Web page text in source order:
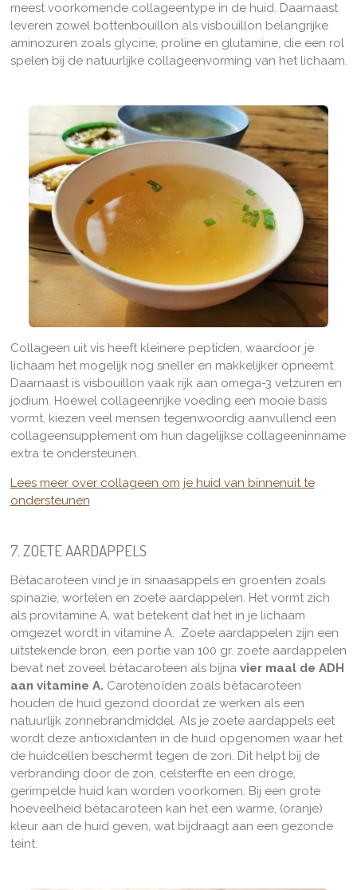
meest voorkomende collageentype in de huid. Daarnaast
leveren zowel bottenbouillon als visbouillon belangrijke
aminozuren zoals glycine, proline en glutamine, die een rol
spelen bij de natuurlijke collageenvorming van het lichaam.
Collageen uit vis heeft kleinere peptiden, waardoor je
lichaam het mogelijk nog sneller en makkelijker opneemt.
Daarnaast is visbouillon vaak rijk aan omega-3 vetzuren en
jodium. Hoewel collageenrijke voeding een mooie basis
vormt, kiezen veel mensen tegenwoordig aanvullend een
collageensupplement om hun dagelijkse collageeninname
extra te ondersteunen.
Lees meer over collageen om je huid van binnenuit te
ondersteunen
7. ZOETE AARDAPPELS
Bètacaroteen vind je in sinaasappels en groenten zoals
spinazie, wortelen en zoete aardappelen. Het vormt zich
als provitamine A, wat betekent dat het in je lichaam
omgezet wordt in vitamine A. Zoete aardappelen zijn een
uitstekende bron, een portie van 100 gr. zoete aardappelen
bevat net zoveel bètacaroteen als bijna vier maal de ADH
aan vitamine A. Carotenoïden zoals bètacaroteen
houden de huid gezond doordat ze werken als een
natuurlijk zonnebrandmiddel. Als je zoete aardappels eet
wordt deze antioxidanten in de huid opgenomen waar het
de huidcellen beschermt tegen de zon. Dit helpt bij de
verbranding door de zon, celsterfte en een droge,
gerimpelde huid kan worden voorkomen. Bij een grote
hoeveelheid bètacaroteen kan het een warme, (oranje)
kleur aan de huid geven, wat bijdraagt aan een gezonde
teint.